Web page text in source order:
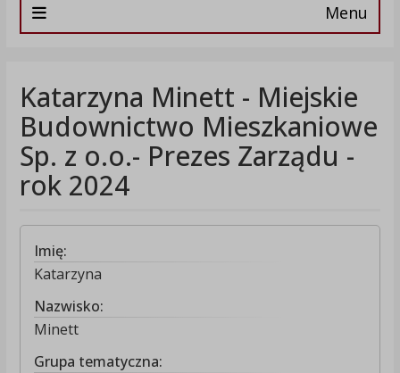
Menu
Katarzyna Minett - Miejskie
Budownictwo Mieszkaniowe
Sp. z o.o.- Prezes Zarządu -
rok 2024
Imię:
Katarzyna
Nazwisko:
Minett
Grupa tematyczna: